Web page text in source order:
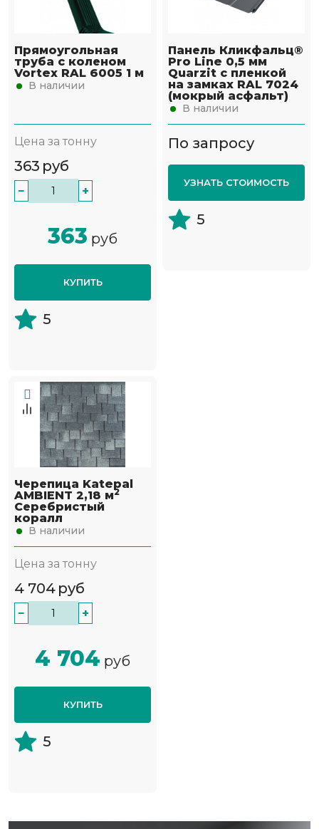
Прямоугольная
труба с коленом
Vortex RAL 6005 1 м
В наличии
Цена за тонну
363 руб
− +
363 руб
КУПИТЬ
5
Панель Кликфальц®
Pro Line 0,5 мм
Quarzit с пленкой
на замках RAL 7024
(мокрый асфальт)
В наличии
По запросу
УЗНАТЬ СТОИМОСТЬ
5
Черепица Katepal
AMBIENT 2,18 м2
Серебристый
коралл
В наличии
Цена за тонну
4 704 руб
− +
4 704 руб
КУПИТЬ
5